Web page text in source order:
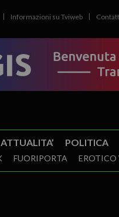
Informazioni su Tviweb
ATTUALITA’ POLITICA
FUORIPORTA